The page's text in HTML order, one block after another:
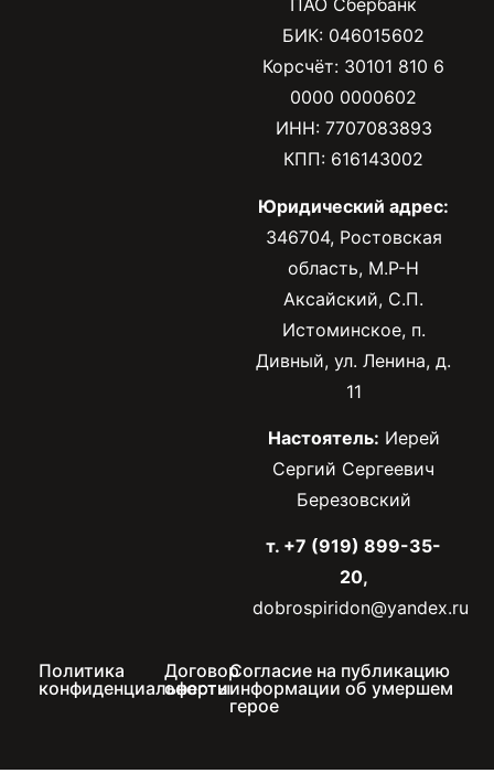
ПАО Сбербанк
БИК: 046015602
Корсчёт: 30101 810 6
0000 0000602
ИНН: 7707083893
КПП: 616143002
Юридический адрес:
346704, Ростовская
область, М.Р-Н
Аксайский, С.П.
Истоминское, п.
Дивный, ул. Ленина, д.
11
Настоятель: Иерей
Сергий Сергеевич
Березовский
т. +7 (919) 899-35-
20,
dobrospiridon@yandex.ru
Политика
конфиденциальности
Договор
оферты
Согласие на публикацию
информации об умершем
герое